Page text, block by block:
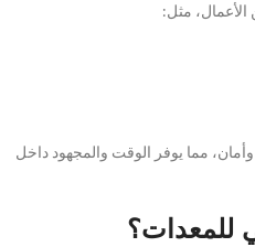
مما يوفر الوقت والمجهود داخل
للمعدات؟